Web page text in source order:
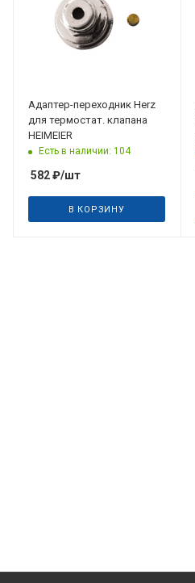
Адаптер-переходник Herz
для термостат. клапана
HEIMEIER
Есть в наличии: 104
582₽/шт
В КОРЗИНУ